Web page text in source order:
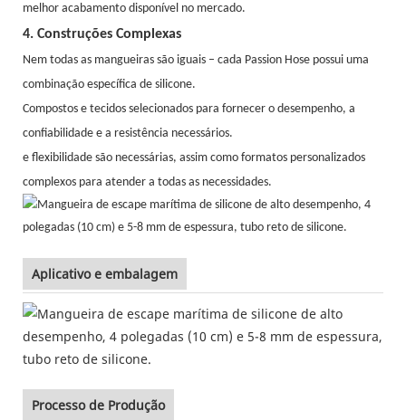
melhor acabamento disponível no mercado.
4. Construções Complexas
Nem todas as mangueiras são iguais – cada Passion Hose possui uma
combinação específica de silicone.
Compostos e tecidos selecionados para fornecer o desempenho, a
confiabilidade e a resistência necessários.
e flexibilidade são necessárias, assim como formatos personalizados
complexos para atender a todas as necessidades.
Aplicativo e embalagem
Processo de Produção